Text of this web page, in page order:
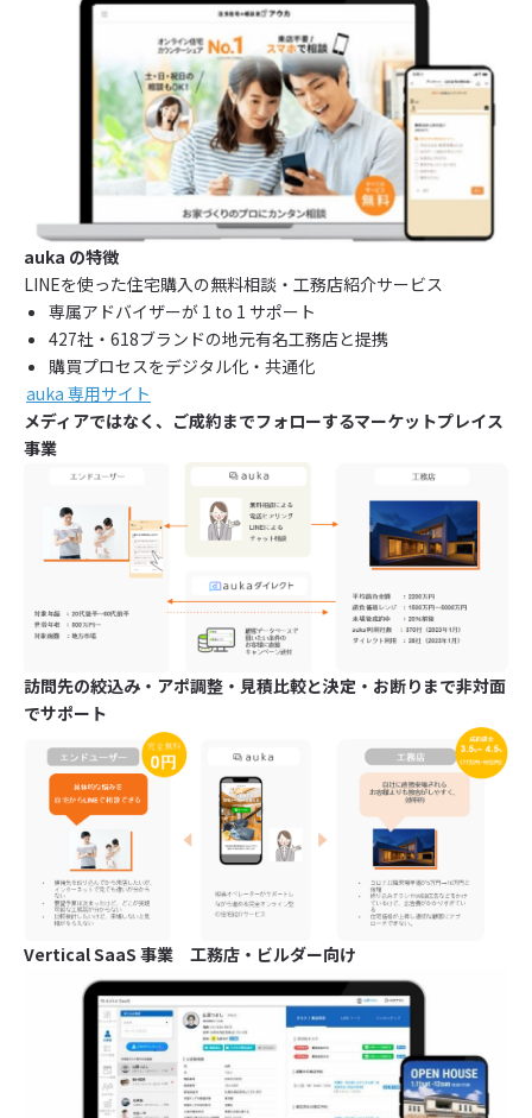
auka の特徴
LINEを使った住宅購入の無料相談・工務店紹介サービス
専属アドバイザーが 1 to 1 サポート
427社・618ブランドの地元有名工務店と提携
購買プロセスをデジタル化・共通化
auka 専用サイト
メディアではなく、ご成約までフォローするマーケットプレイス
事業
訪問先の絞込み・アポ調整・見積比較と決定・お断りまで非対面
でサポート
Vertical SaaS 事業 工務店・ビルダー向け